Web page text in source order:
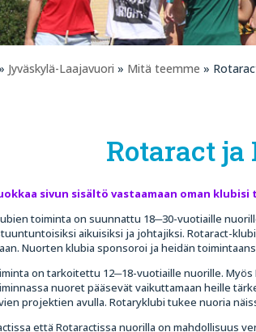
Jyväskylä-Laajavuori » Mitä teemme »
Rotaract
sivun sisältö vastaamaan oman
toiminta on suunnattu 18─30-vuotiaille
aikuisiksi ja johtajiksi. Rotaract-
Nuorten klubia sponsoroi ja heidän
on tarkoitettu 12─18-vuotiaille nuorille.
nuoret pääsevät vaikuttamaan heille
projektien avulla. Rotaryklubi tukee nuoria
että Rotaractissa nuorilla on mahdollisuus